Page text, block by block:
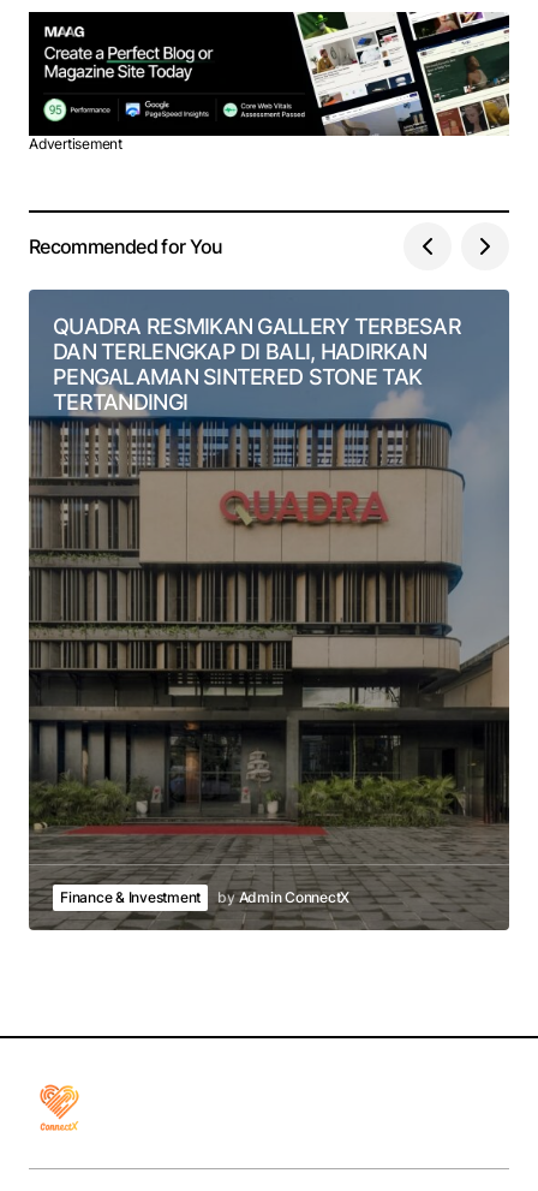
Advertisement
Recommended for You
QUADRA RESMIKAN GALLERY TERBESAR
DAN TERLENGKAP DI BALI, HADIRKAN
PENGALAMAN SINTERED STONE TAK
TERTANDINGI
Finance & Investment by Admin ConnectX